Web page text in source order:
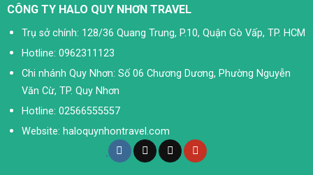
CÔNG TY HALO QUY NHƠN TRAVEL
Trụ sở chính: 128/36 Quang Trung, P.10, Quận Gò Vấp, TP. HCM
Hotline: 0962311123
Chi nhánh Quy Nhơn: Số 06 Chương Dương, Phường Nguyễn
Văn Cừ, TP. Quy Nhơn
Hotline: 02566555557
Website: haloquynhontravel.com